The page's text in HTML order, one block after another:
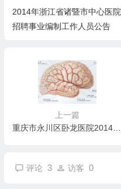
2014年浙江省诸暨市中心医院
招聘事业编制工作人员公告
上一篇
重庆市永川区卧龙医院2014年招聘启事
评论 3 访客 0